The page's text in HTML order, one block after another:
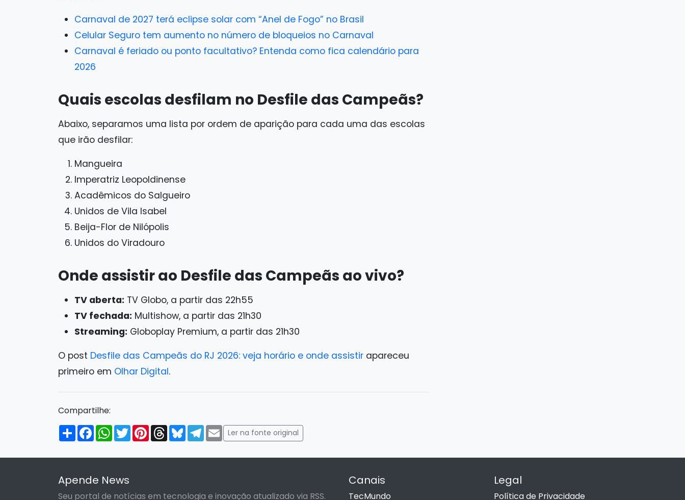
Carnaval de 2027 terá eclipse solar com “Anel de Fogo” no Brasil
Celular Seguro tem aumento no número de bloqueios no Carnaval
Carnaval é feriado ou ponto facultativo? Entenda como fica calendário para
2026
Quais escolas desfilam no Desfile das Campeãs?
Abaixo, separamos uma lista por ordem de aparição para cada uma das escolas
que irão desfilar:
Mangueira
Imperatriz Leopoldinense
Acadêmicos do Salgueiro
Unidos de Vila Isabel
Beija-Flor de Nilópolis
Unidos do Viradouro
Onde assistir ao Desfile das Campeãs ao vivo?
TV aberta: TV Globo, a partir das 22h55
TV fechada: Multishow, a partir das 21h30
Streaming: Globoplay Premium, a partir das 21h30
O post Desfile das Campeãs do RJ 2026: veja horário e onde assistir apareceu
primeiro em Olhar Digital.
Compartilhe:
Compartilhar
FacebookWhatsApp
TwitterPinterestThreadsBlueskyTelegram
Email
Ler na fonte original
Apende News
Seu portal de notícias em tecnologia e inovação atualizado via RSS.
Canais
TecMundo
Legal
Política de Privacidade